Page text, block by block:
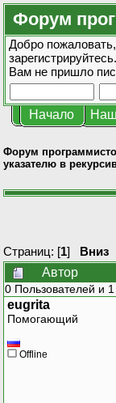
Форум
Добро пожаловать,
зарегистрируйтесь.
Вам не пришло
Начало
Форум
указателю в
Страниц: [1] Вниз
Автор
0 Пользователей и 1
eugrita
Помогающий
Offline